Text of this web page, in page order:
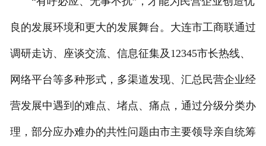
良的发展环境和更大的发展舞台。大连市工商联通过
调研走访、座谈交流、信息征集及12345市长热线、
网络平台等多种形式，多渠道发现、汇总民营企业经
营发展中遇到的难点、堵点、痛点，通过分级分类办
理，部分应办难办的共性问题由市主要领导亲自统筹